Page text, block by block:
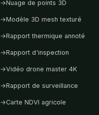
→Nuage de points 3D
→Modèle 3D mesh texturé
→Rapport thermique annoté
→Rapport d'inspection
→Vidéo drone master 4K
→Rapport de surveillance
→Carte NDVI agricole